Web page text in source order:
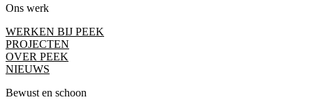
Ons werk
WERKEN BIJ PEEK
PROJECTEN
OVER PEEK
NIEUWS
Bewust en schoon